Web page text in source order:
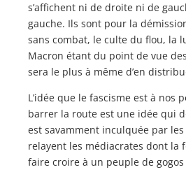
s’affichent ni de droite ni de
gauche. Ils sont pour la
sans combat, le culte du flou, la
Macron étant du point de vue
sera le plus à même d’en
L’idée que le fascisme est à nos
barrer la route est une idée qui
est savamment inculquée par
relayent les médiacrates dont la
faire croire à un peuple de gogos